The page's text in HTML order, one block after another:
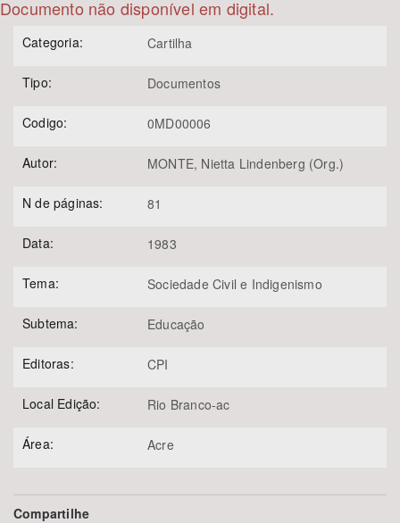
Bioma / Bacia
Tema
Subtema
BUSCAR
Documento não disponível em digital.
Categoria: Cartilha
Tipo: Documentos
Codigo: 0MD00006
Autor: MONTE, Nietta Lindenberg (Org.)
N de páginas: 81
Data: 1983
Tema: Sociedade Civil e Indigenismo
Subtema: Educação
Editoras: CPI
Local Edição: Rio Branco-ac
Área: Acre
Compartilhe